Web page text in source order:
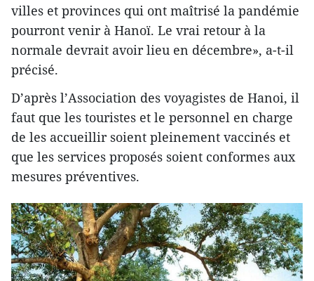
villes et provinces qui ont maîtrisé la pandémie
pourront venir à Hanoï. Le vrai retour à la
normale devrait avoir lieu en décembre», a-t-il
précisé.
D’après l’Association des voyagistes de Hanoi, il
faut que les touristes et le personnel en charge
de les accueillir soient pleinement vaccinés et
que les services proposés soient conformes aux
mesures préventives.